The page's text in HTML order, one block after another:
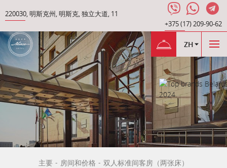
+375 (17) 209-90-62
220030,明斯克州,明斯克,独立大道, 11
ZH
主要 - 房间和价格 - 双人标准间客房（两张床）